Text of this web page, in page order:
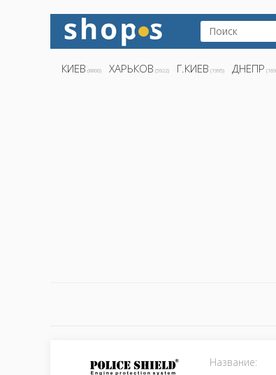
КИЕВ (8800) ХАРЬКОВ (5922) Г.КИЕВ (1995) ДНЕПР
Название: